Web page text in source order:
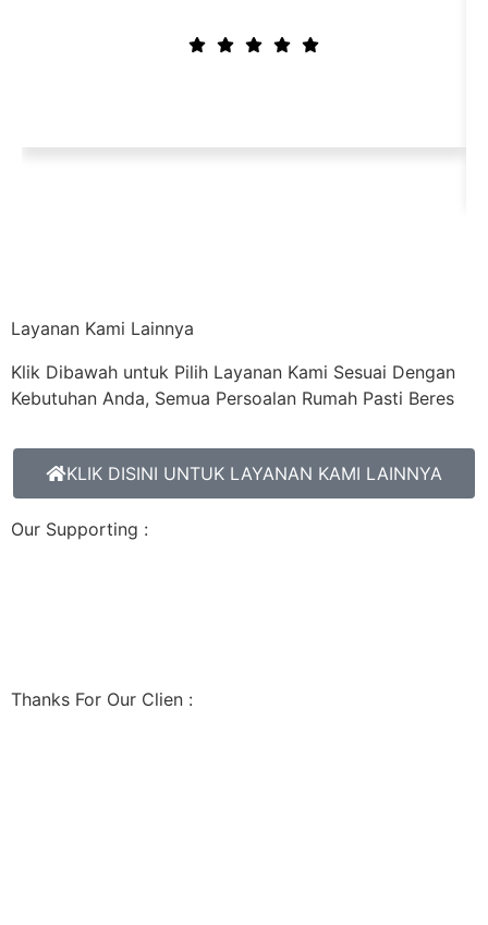
Layanan Kami Lainnya
Klik Dibawah untuk Pilih Layanan Kami Sesuai Dengan
Kebutuhan Anda, Semua Persoalan Rumah Pasti Beres
KLIK DISINI UNTUK LAYANAN KAMI LAINNYA
Our Supporting :
Thanks For Our Clien :